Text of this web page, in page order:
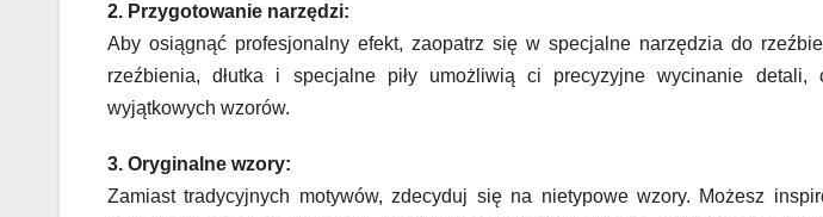
2. Przygotowanie narzędzi:
Aby osiągnąć profesjonalny efekt, zaopatrz się w specjalne narzędzia do
rzeźbienia, dłutka i specjalne piły umożliwią ci precyzyjne wycinanie
wyjątkowych wzorów.
3. Oryginalne wzory:
Zamiast tradycyjnych motywów, zdecyduj się na nietypowe wzory. Możesz